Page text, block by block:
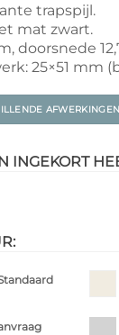
trapspijl.
mat zwart.
doorsnede
25×51 mm
AFWERKINGEN
INGEKORT